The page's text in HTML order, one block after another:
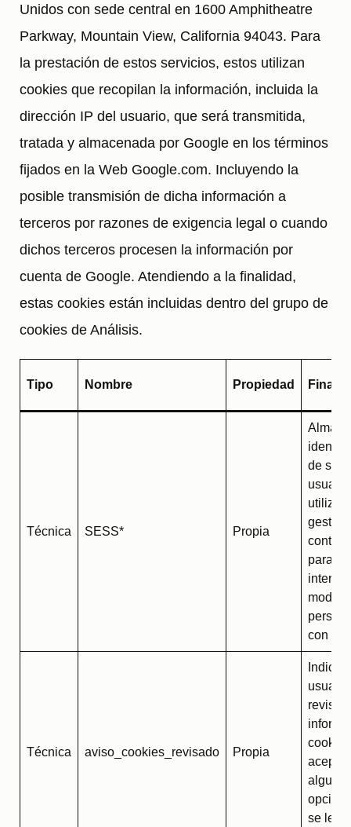
Unidos con sede central en 1600 Amphitheatre
Parkway, Mountain View, California 94043. Para
la prestación de estos servicios, estos utilizan
cookies que recopilan la información, incluida la
dirección IP del usuario, que será transmitida,
tratada y almacenada por Google en los términos
fijados en la Web Google.com. Incluyendo la
posible transmisión de dicha información a
terceros por razones de exigencia legal o cuando
dichos terceros procesen la información por
cuenta de Google. Atendiendo a la finalidad,
estas cookies están incluidas dentro del grupo de
cookies de Análisis.
Tipo Nombre Propiedad
Técnica SESS* Propia
de
gestor
para
modo
con el
Técnica aviso_cookies_revisado Propia
Indica
alguna
se le